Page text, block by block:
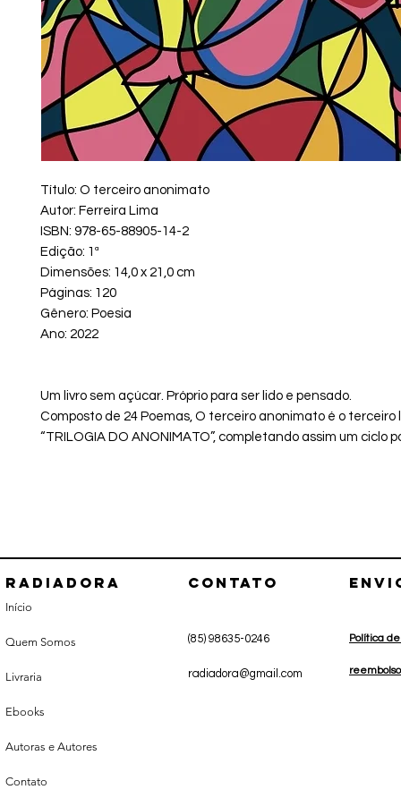
Título: O terceiro anonimato
Autor: Ferreira Lima
ISBN: 978-65-88905-14-2
Edição: 1ª
Dimensões: 14,0 x 21,0 cm
Páginas: 120
Gênero: Poesia
Ano: 2022
Um livro sem açúcar. Próprio para ser lido e pensado.
Composto de 24 Poemas, O terceiro anonimato é o terceiro
“TRILOGIA DO ANONIMATO”, completando assim um ciclo
Radiadora
Início
Quem Somos
Livraria
Ebooks
Autoras e Autores
Contato
CONTATO
(85) 98635-0246
radiadora@gmail.com
Política
reembolso